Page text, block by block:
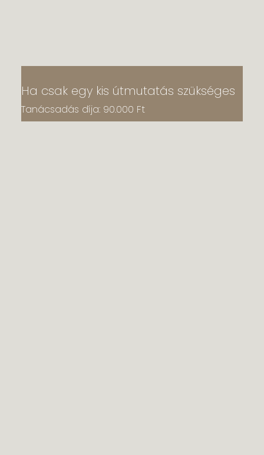
Ha csak egy kis útmutatás szükséges
Tanácsadás díja: 90.000 Ft